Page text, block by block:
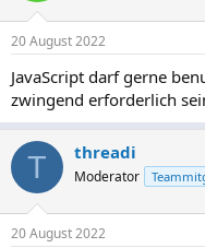
Mir fällt noch auf, dass
unbedingt deine
anpassen und ein
Oder du lädst solche
unproblematischer. Mit
Übrigens würde deine
auftauchen. Die Intro-
sieht keinerlei Inhalte die
sieht man nur eine weiße
20 August 2022
JavaScript darf gerne
zwingend erforderlich
T threadi
Moderator
20 August 2022